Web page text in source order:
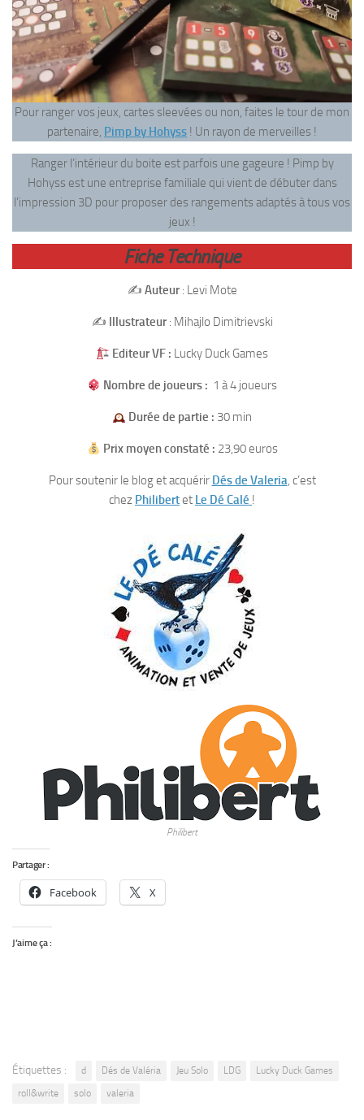
Pour ranger vos jeux, cartes sleevées ou non, faites le tour de mon
partenaire, Pimp by Hohyss ! Un rayon de merveilles !
Ranger l’intérieur du boite est parfois une gageure ! Pimp by
Hohyss est une entreprise familiale qui vient de débuter dans
l’impression 3D pour proposer des rangements adaptés à tous vos
jeux !
Fiche Technique
✍️ Auteur: Levi Mote
✍️ Illustrateur: Mihajlo Dimitrievski
Editeur VF : Lucky Duck Games
Nombre de joueurs : 1 à 4 joueurs
Durée de partie : 30 min
Prix moyen constaté : 23,90 euros
Pour soutenir le blog et acquérir Dés de Valeria, c’est
chez Philibertet Le Dé Calé !
Philibert
Partager :
Facebook X
J’aime ça :
Étiquettes : d Dés de Valéria Jeu Solo LDG
Lucky Duck Games
roll&write
solo valeria